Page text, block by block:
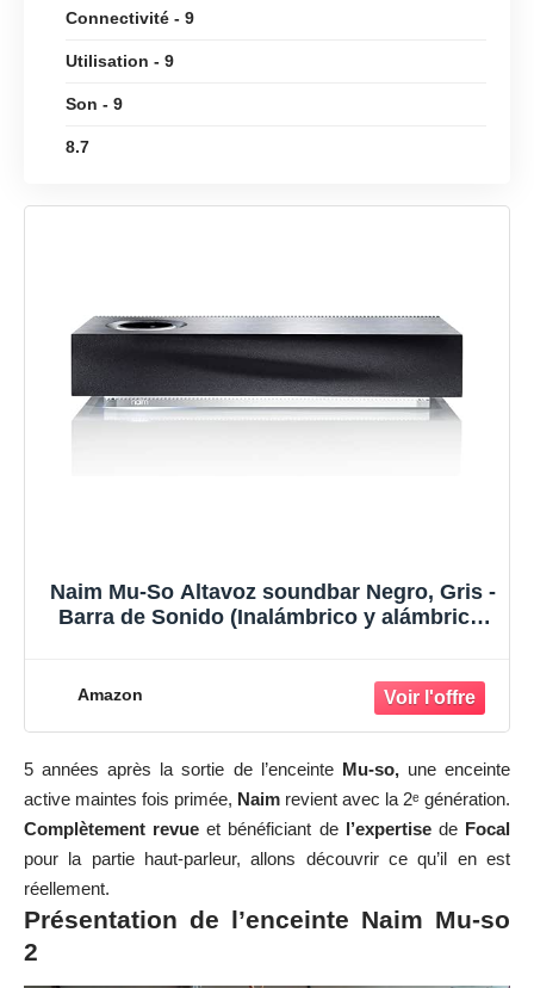
Connectivité - 9
Utilisation - 9
Son - 9
8.7
Naim Mu-So Altavoz soundbar Negro, Gris -
Barra de Sonido (Inalámbrico y alámbrico,
Amazon
5 années après la sortie de l’enceinte Mu-so,une enceinte
active maintes fois primée, Naim revient avec la 2ᵉ génération.
Complètement revue et bénéficiant de l’expertisede Focal
pour la partie haut-parleur, allons découvrir ce qu’il en est
réellement.
Présentation de l’enceinte Naim Mu-so
2